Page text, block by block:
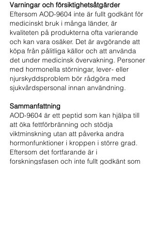
Varningar och försiktighetsåtgärder
Eftersom AOD-9604 inte är fullt godkänt för
medicinskt bruk i många länder, är
kvaliteten på produkterna ofta varierande
och kan vara osäker. Det är avgörande att
köpa från pålitliga källor och att använda
det under medicinsk övervakning. Personer
med hormonella störningar, lever- eller
njurskyddsproblem bör rådgöra med
sjukvårdspersonal innan användning.
Sammanfattning
AOD-9604 är ett peptid som kan hjälpa till
att öka fettförbränning och stödja
viktminskning utan att påverka andra
hormonfunktioner i kroppen i större grad.
Eftersom det fortfarande är i
forskningsfasen och inte fullt godkänt som